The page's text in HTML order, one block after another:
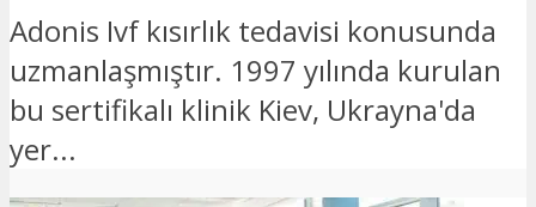
Adonis Ivf kısırlık tedavisi konusunda
uzmanlaşmıştır. 1997 yılında kurulan
bu sertifikalı klinik Kiev, Ukrayna'da
yer...